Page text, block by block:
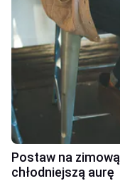
Postaw na
chłodniejszą aurę